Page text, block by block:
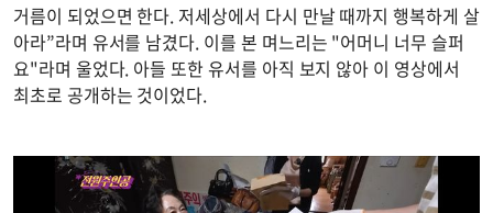
거름이 되었으면 한다. 저세상에서 다시 만날 때까지 행복하게 살
아라”라며 유서를 남겼다. 이를 본 며느리는 "어머니 너무 슬퍼
요"라며 울었다. 아들 또한 유서를 아직 보지 않아 이 영상에서
최초로 공개하는 것이었다.